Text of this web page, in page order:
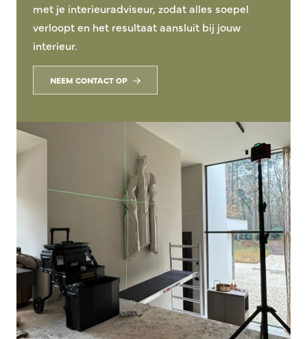
met je interieuradviseur, zodat alles soepel
verloopt en het resultaat aansluit bij jouw
interieur.
NEEM CONTACT OP